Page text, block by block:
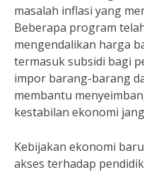
masalah inflasi yang
Beberapa program
mengendalikan harga
termasuk subsidi bagi
impor barang-barang
membantu
kestabilan ekonomi
Kebijakan ekonomi
akses terhadap